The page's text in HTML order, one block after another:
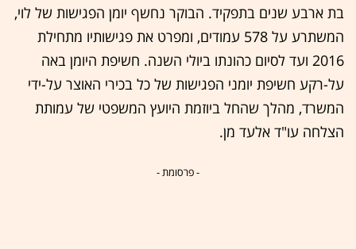
בת ארבע שנים בתפקיד. הבוקר נחשף יומן הפגישות של לוי,
המשתרע על 578 עמודים, ומפרט את פגישותיו מתחילת
2016 ועד לסיום כהונתו ביולי השנה. חשיפת היומן באה
על-רקע חשיפת יומני הפגישות של כל בכירי האוצר על-ידי
המשרד, מהלך שהחל ביוזמת היועץ המשפטי של עמותת
הצלחה עו"ד אלעד מן.
- פרסומת -